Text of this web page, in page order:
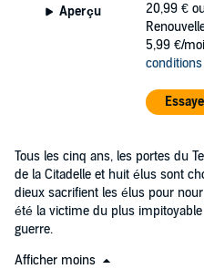
Aperçu 20,99 €
5,99 €/
Tous les cinq ans, les portes du
de la Citadelle et huit élus sont
dieux sacrifient les élus pour
été la victime du plus
guerre.
Afficher moins